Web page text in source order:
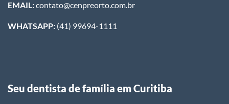
EMAIL:contato@cenpreorto.com.br
WHATSAPP: (41) 99694-1111
Seu dentista de família em Curitiba